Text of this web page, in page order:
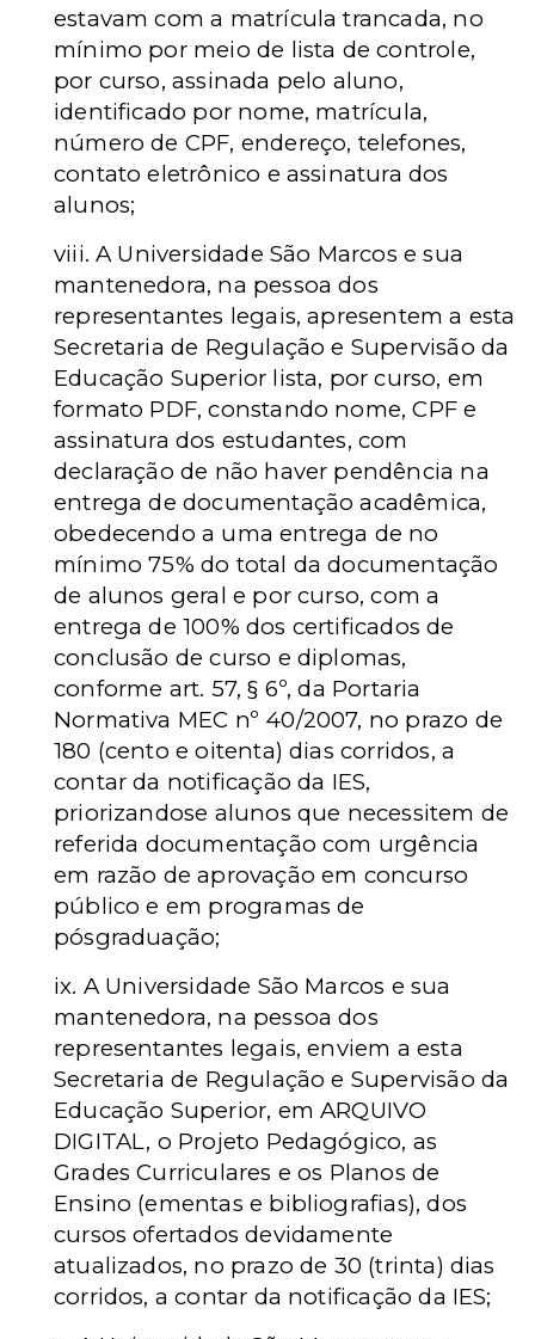
estavam com a matrícula trancada, no
mínimo por meio de lista de controle,
por curso, assinada pelo aluno,
identificado por nome, matrícula,
número de CPF, endereço, telefones,
contato eletrônico e assinatura dos
alunos;
viii. A Universidade São Marcos e sua
mantenedora, na pessoa dos
representantes legais, apresentem a esta
Secretaria de Regulação e Supervisão da
Educação Superior lista, por curso, em
formato PDF, constando nome, CPF e
assinatura dos estudantes, com
declaração de não haver pendência na
entrega de documentação acadêmica,
obedecendo a uma entrega de no
mínimo 75% do total da documentação
de alunos geral e por curso, com a
entrega de 100% dos certificados de
conclusão de curso e diplomas,
conforme art. 57, § 6º, da Portaria
Normativa MEC nº 40/2007, no prazo de
180 (cento e oitenta) dias corridos, a
contar da notificação da IES,
priorizandose alunos que necessitem de
referida documentação com urgência
em razão de aprovação em concurso
público e em programas de
pósgraduação;
ix. A Universidade São Marcos e sua
mantenedora, na pessoa dos
representantes legais, enviem a esta
Secretaria de Regulação e Supervisão da
Educação Superior, em ARQUIVO
DIGITAL, o Projeto Pedagógico, as
Grades Curriculares e os Planos de
Ensino (ementas e bibliografias), dos
cursos ofertados devidamente
atualizados, no prazo de 30 (trinta) dias
corridos, a contar da notificação da IES;